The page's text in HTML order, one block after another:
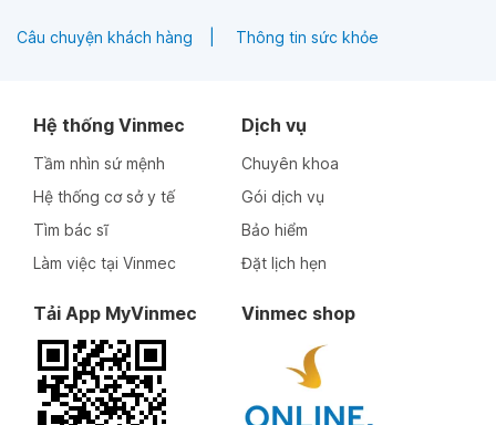
Câu chuyện khách hàng Thông tin sức khỏe
Hệ thống Vinmec
Tầm nhìn sứ mệnh
Hệ thống cơ sở y tế
Tìm bác sĩ
Làm việc tại Vinmec
Dịch vụ
Chuyên khoa
Gói dịch vụ
Bảo hiểm
Đặt lịch hẹn
Tải App MyVinmec Vinmec shop